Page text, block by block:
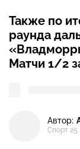
Также по
раунда
Матчи 1/2
Автор:
Спорт 25